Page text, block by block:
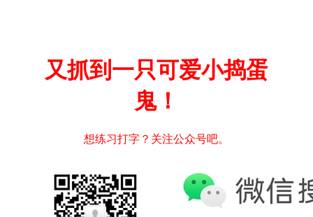
又抓到一只可爱小捣蛋
鬼！
想练习打字？关注公众号吧。